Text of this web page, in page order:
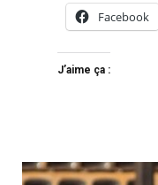
Facebook
J’aime ça :